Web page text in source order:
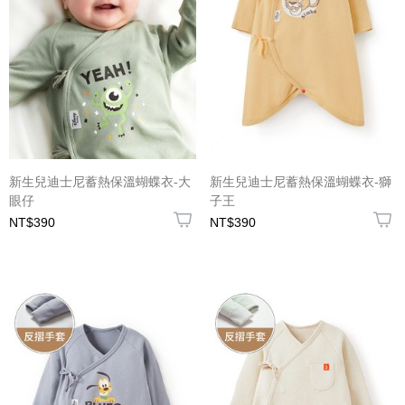
新生兒迪士尼蓄熱保溫蝴蝶衣-大
眼仔
NT$390
新生兒迪士尼蓄熱保溫蝴蝶衣-獅
子王
NT$390